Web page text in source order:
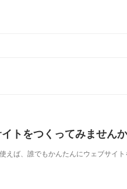
トをつくってみませんか
えば、誰でもかんたんにウェブサイト